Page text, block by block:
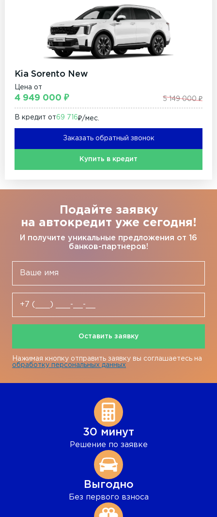
Kia Sorento New
Цена от
4 949 000 ₽ 5 149 000 ₽
В кредит от69 716₽/мec.
Заказать обратный звонок
Купить в кредит
Подайте заявку
на автокредит уже сегодня!
И получите уникальные предложения от 16
банков-партнеров!
Оставить заявку
Нажимая кнопку отправить заявку вы соглашаетесь на
обработку персональных данных
30 минут
Решение по заявке
Выгодно
Без первого взноса